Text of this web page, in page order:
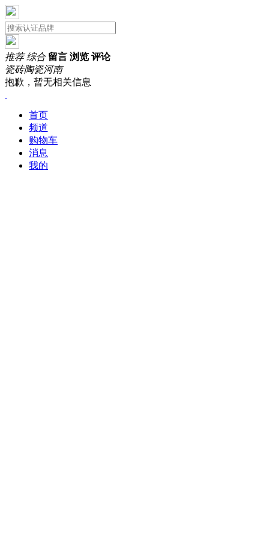
推荐 综合 留言 浏览 评论
瓷砖陶瓷河南
抱歉，暂无相关信息
首页
频道
购物车
消息
我的